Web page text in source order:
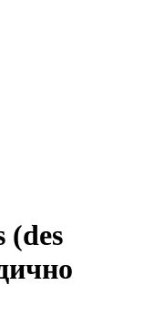
(des